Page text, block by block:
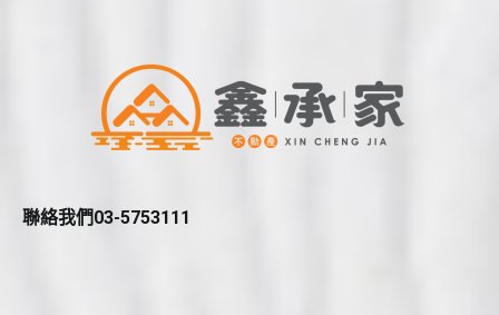
聯絡我們03-5753111